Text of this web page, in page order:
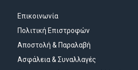
Επικοινωνία
Πολιτική Επιστροφών
Αποστολή & Παραλαβή
Ασφάλεια & Συναλλαγές